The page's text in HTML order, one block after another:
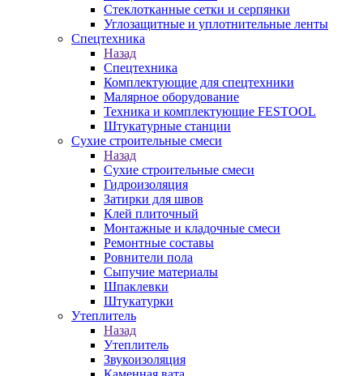
Стеклотканные сетки и серпянки
Углозащитные и уплотнительные ленты
Спецтехника
Назад
Спецтехника
Комплектующие для спецтехники
Малярное оборудование
Техника и комплектующие FESTOOL
Штукатурные станции
Сухие строительные смеси
Назад
Сухие строительные смеси
Гидроизоляция
Затирки для швов
Клей плиточный
Монтажные и кладочные смеси
Ремонтные составы
Ровнители пола
Сыпучие материалы
Шпаклевки
Штукатурки
Утеплитель
Назад
Утеплитель
Звукоизоляция